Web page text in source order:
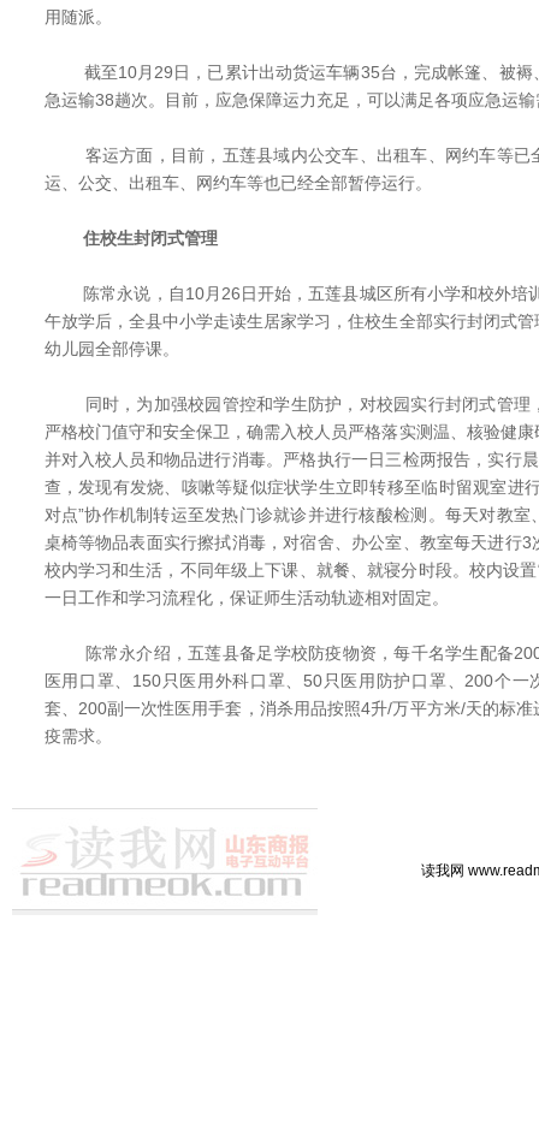
用随派。
截至10月29日，已累计出动货运车辆35台，完成帐篷、被褥
急运输38趟次。目前，应急保障运力充足，可以满足各项应急运输
客运方面，目前，五莲县域内公交车、出租车、网约车等已
运、公交、出租车、网约车等也已经全部暂停运行。
住校生封闭式管理
陈常永说，自10月26日开始，五莲县城区所有小学和校外培
午放学后，全县中小学走读生居家学习，住校生全部实行封闭式
幼儿园全部停课。
同时，为加强校园管控和学生防护，对校园实行封闭式管理
严格校门值守和安全保卫，确需入校人员严格落实测温、核验健
并对入校人员和物品进行消毒。严格执行一日三检两报告，实行
查，发现有发烧、咳嗽等疑似症状学生立即转移至临时留观室进
对点”协作机制转运至发热门诊就诊并进行核酸检测。每天对教
桌椅等物品表面实行擦拭消毒，对宿舍、办公室、教室每天进行
校内学习和生活，不同年级上下课、就餐、就寝分时段。校内设
一日工作和学习流程化，保证师生活动轨迹相对固定。
陈常永介绍，五莲县备足学校防疫物资，每千名学生配备
医用口罩、150只医用外科口罩、50只医用防护口罩、200个一
套、200副一次性医用手套，消杀用品按照4升/万平方米/天的标
疫需求。
读我网